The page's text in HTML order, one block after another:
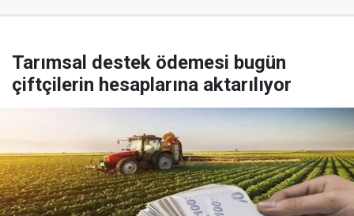
Tarımsal destek ödemesi bugün
çiftçilerin hesaplarına aktarılıyor